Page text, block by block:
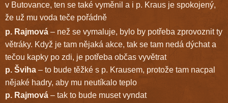
v Butovance, ten se také vyměnil a i p. Kraus je spokojený,
že už mu voda teče pořádně
p. Rajmová – než se vymaluje, bylo by potřeba zprovoznit ty
větráky. Když je tam nějaká akce, tak se tam nedá dýchat a
tečou kapky po zdi, je potřeba občas vyvětrat
p. Šviha – to bude těžké s p. Krausem, protože tam nacpal
nějaké hadry, aby mu neutíkalo teplo
p. Rajmová – tak to bude muset vyndat